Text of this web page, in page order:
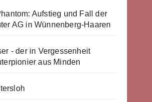
Aufstieg und Fall der
AG in Wünnenberg-Haaren
- der in Vergessenheit
aus Minden